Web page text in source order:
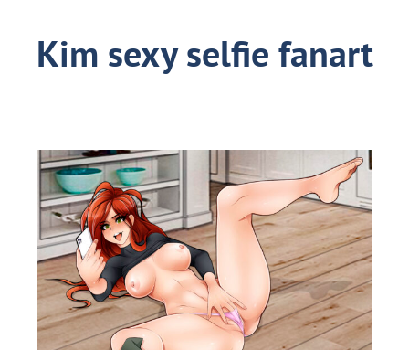
Kim sexy selfie fanart